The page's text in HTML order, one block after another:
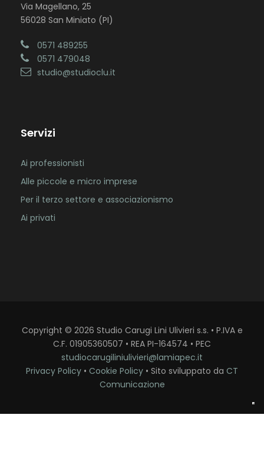
Via Magellano, 25
56028 San Miniato (PI)
0571 489255
0571 479048
studio@studioclu.it
Servizi
Ai professionisti
Alle piccole e micro imprese
Per il terzo settore e associazionismo
Ai privati
Copyright © 2026 Studio Carugi Lini Ulivieri s.s. • P.IVA e
C.F. 01905360507 • REA PI-164574 • PEC
studiocarugiliniulivieri@lamiapec.it
Privacy Policy • Cookie Policy • Sito sviluppato da CT
Comunicazione